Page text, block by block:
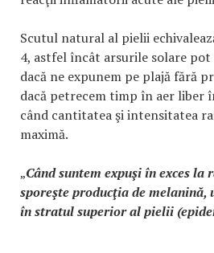
Scutul natural al pielii
4, astfel încât arsurile solare pot
dacă ne expunem pe plajă fără
dacă petrecem timp în aer
când cantitatea şi intensitatea
maximă.
„Când suntem expuşi în exces la
sporeşte producţia de melanină,
în stratul superior al pielii